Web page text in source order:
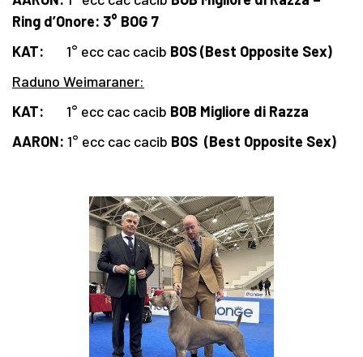
Ring d’Onore: 3° BOG 7
KAT:
1° ecc cac cacib BOS(Best Opposite Sex)
Raduno Weimaraner:
KAT: 1° ecc cac cacib BOB Migliore di Razza
AARON: 1° ecc cac cacib BOS (Best Opposite Sex)